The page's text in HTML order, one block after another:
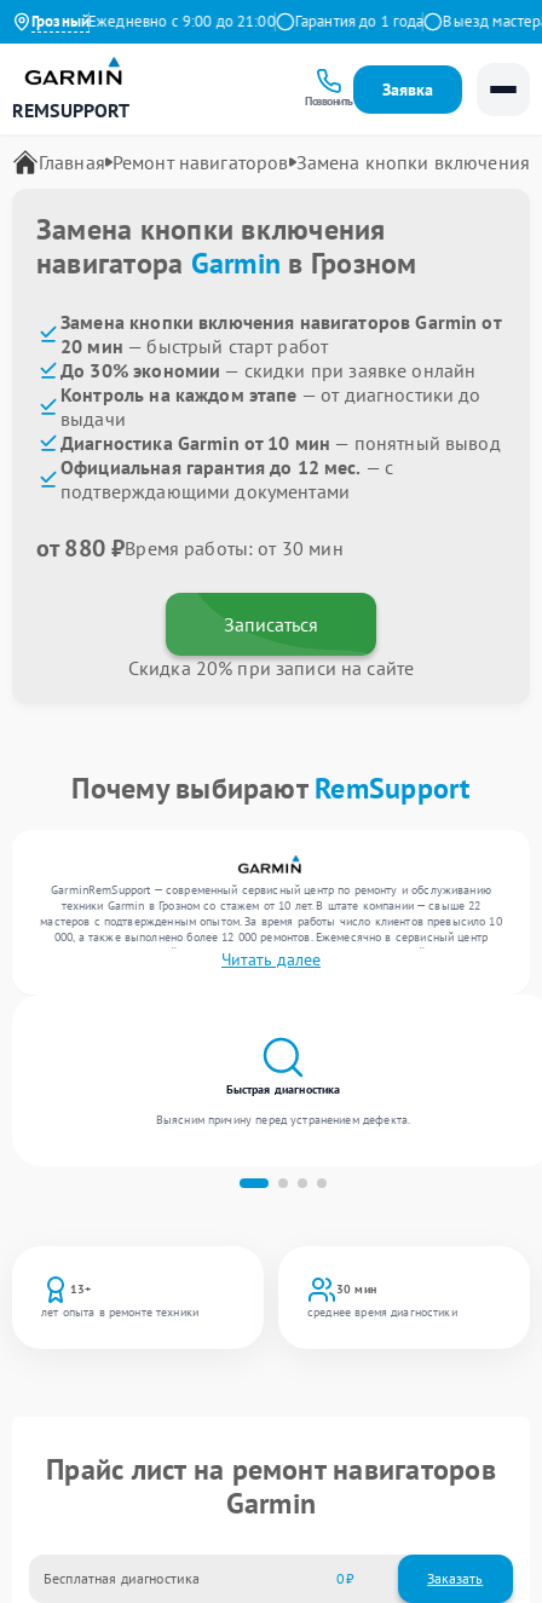
ГрозныйЕжедневно с 9:00 до 21:00 Гарантия до 1 года Выезд мастера
REMSUPPORT Позвонить
Заявка
Главная Ремонт навигаторов Замена кнопки включения
Замена кнопки включения
навигатора Garmin в Грозном
Замена кнопки включения навигаторов Garmin от
20 мин — быстрый старт работ
До 30% экономии — скидки при заявке онлайн
Контроль на каждом этапе — от диагностики до
выдачи
Диагностика Garmin от 10 мин — понятный вывод
Официальная гарантия до 12 мес. — с
подтверждающими документами
от 880 ₽Время работы: от 30 мин
Записаться
Скидка 20% при записи на сайте
Почему выбираютRemSupport
GarminRemSupport — современный сервисный центр по ремонту и обслуживанию
техники Garmin в Грозном со стажем от 10 лет. В штате компании — свыше 22
мастеров с подтвержденным опытом. За время работы число клиентов превысило 10
000, а также выполнено более 12 000 ремонтов. Ежемесячно в сервисный центр
поступает от 300 устройств, включая , , . Мы беремся за задачи любой сложности и
предлагаем стабильный уровень сервиса благодаря использованию современного
Читать далее
13+
лет опыта в ремонте техники
30 мин
среднее время диагностики
Быстрая диагностика
Выясним причину перед устранением дефекта.
Прайс лист на ремонт навигаторов
Garmin
Бесплатная диагностика 0 Заказать